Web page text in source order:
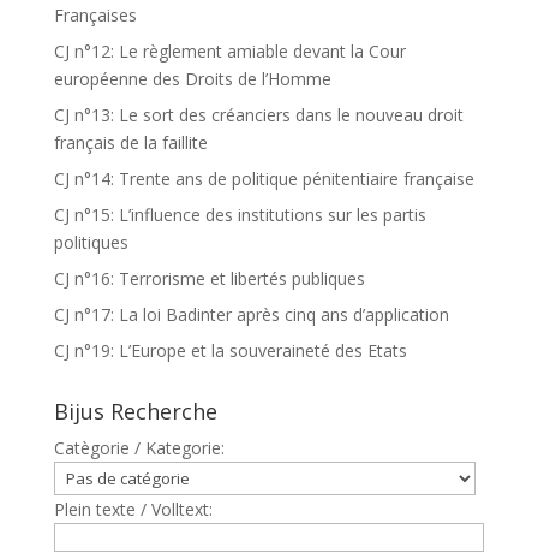
Françaises
CJ n°12: Le règlement amiable devant la Cour
européenne des Droits de l’Homme
CJ n°13: Le sort des créanciers dans le nouveau droit
français de la faillite
CJ n°14: Trente ans de politique pénitentiaire française
CJ n°15: L’influence des institutions sur les partis
politiques
CJ n°16: Terrorisme et libertés publiques
CJ n°17: La loi Badinter après cinq ans d’application
CJ n°19: L’Europe et la souveraineté des Etats
Bijus Recherche
Catègorie / Kategorie:
Plein texte / Volltext: